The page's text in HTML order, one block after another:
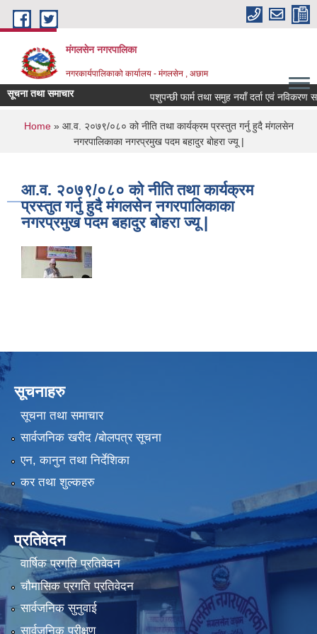
Skip to main content
मंगलसेन नगरपालिका
नगरकार्यपालिकाको कार्यालय - मंगलसेन , अछाम
सूचना तथा समाचार पशुपन्छी फार्म तथा समुह नयाँ दर्ता एवं नविकरण
You are here
Home» आ.व. २०७९/०८० को नीति तथा कार्यक्रम प्रस्तुत गर्नु हुदै मंगलसेन
नगरपालिकाका नगरप्रमुख पदम बहादुर बोहरा ज्यू |
आ.व. २०७९/०८० को नीति तथा कार्यक्रम
प्रस्तुत गर्नु हुदै मंगलसेन नगरपालिकाका
नगरप्रमुख पदम बहादुर बोहरा ज्यू |
सूचनाहरु
सूचना तथा समाचार
सार्वजनिक खरीद /बोलपत्र सूचना
एन, कानुन तथा निर्देशिका
कर तथा शुल्कहरु
प्रतिवेदन
वार्षिक प्रगति प्रतिवेदन
चौमासिक प्रगति प्रतिवेदन
सार्वजनिक सुनुवाई
सार्वजनिक परीक्षण